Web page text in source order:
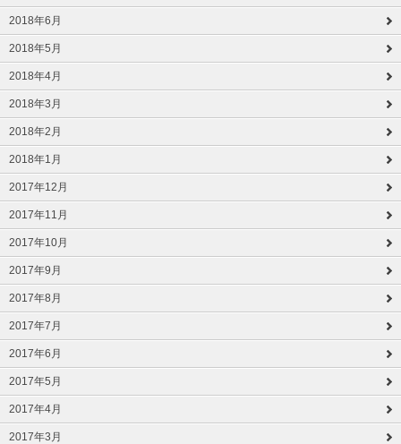
2018年6月
2018年5月
2018年4月
2018年3月
2018年2月
2018年1月
2017年12月
2017年11月
2017年10月
2017年9月
2017年8月
2017年7月
2017年6月
2017年5月
2017年4月
2017年3月